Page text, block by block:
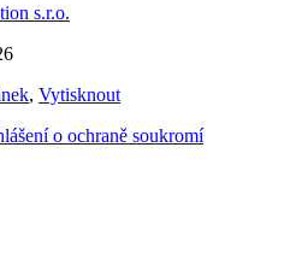
s.r.o.
, Vytisknout
o ochraně soukromí